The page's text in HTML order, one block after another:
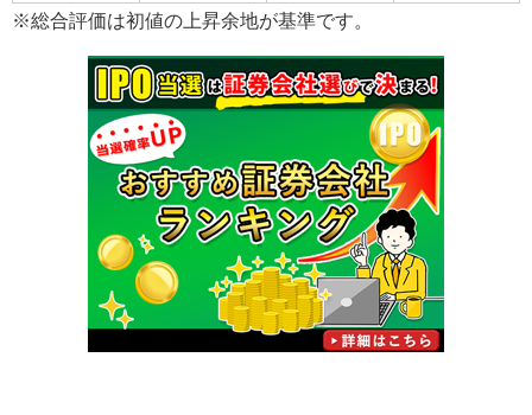
※総合評価は初値の上昇余地が基準です。